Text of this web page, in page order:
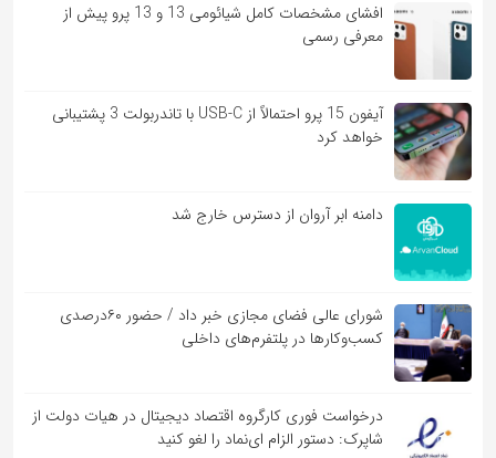
افشای مشخصات کامل شیائومی 13 و 13 پرو پیش از
معرفی رسمی
آیفون 15 پرو احتمالاً از USB-C با تاندربولت 3 پشتیبانی
خواهد کرد
دامنه ابر آروان از دسترس خارج شد
شورای عالی فضای مجازی خبر داد / حضور ۶۰درصدی
کسب‌و‌کارها در پلتفرم‌های داخلی
درخواست فوری کارگروه اقتصاد دیجیتال در هیات دولت از
شاپرک: دستور الزام ای‌نماد را لغو کنید